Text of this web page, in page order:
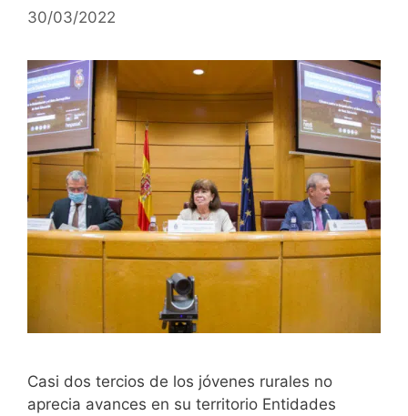
30/03/2022
Casi dos tercios de los jóvenes rurales no
aprecia avances en su territorio Entidades